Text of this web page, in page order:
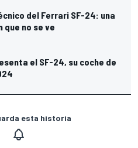
del Ferrari SF-24: una
que no se ve
el SF-24, su coche de
esta historia